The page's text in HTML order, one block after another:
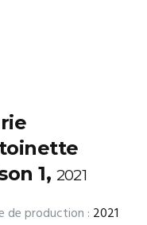
1, 2021
de production : 2021